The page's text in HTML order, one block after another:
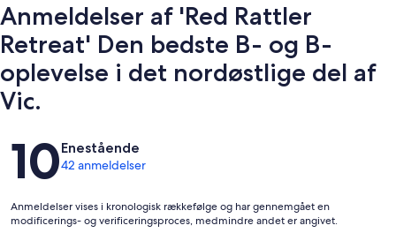
Anmeldelser af 'Red Rattler
Retreat' Den bedste B- og B-
oplevelse i det nordøstlige del af
Vic.
Anmeldelser
10Enestående
42 anmeldelser
Anmeldelser vises i kronologisk rækkefølge og har gennemgået en
modificerings- og verificeringsproces, medmindre andet er angivet.